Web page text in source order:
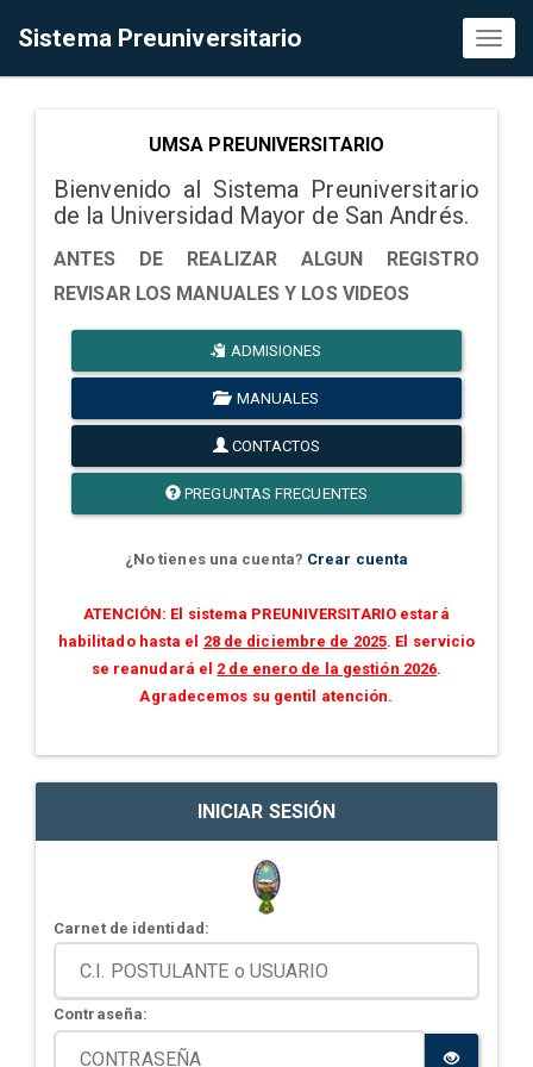
Sistema Preuniversitario
UMSA PREUNIVERSITARIO
Bienvenido al Sistema Preuniversitario
de la Universidad Mayor de San Andrés.
ANTES DE REALIZAR ALGUN REGISTRO
REVISAR LOS MANUALES Y LOS VIDEOS
ADMISIONES
MANUALES
CONTACTOS
PREGUNTAS FRECUENTES
¿No tienes una cuenta? Crear cuenta
ATENCIÓN: El sistema PREUNIVERSITARIO estará
habilitado hasta el 28 de diciembre de 2025. El servicio
se reanudará el 2 de enero de la gestión 2026.
Agradecemos su gentil atención.
INICIAR SESIÓN
Carnet de identidad:
Contraseña: